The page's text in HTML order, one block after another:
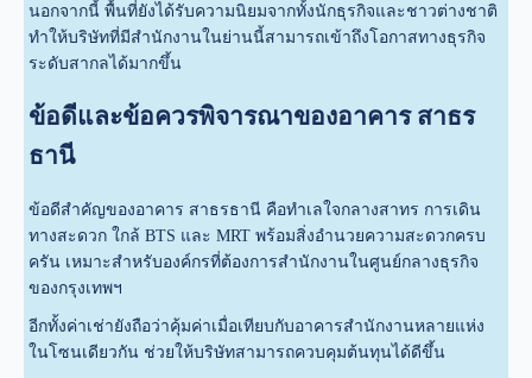
นอกจากนี้ พื้นที่ยังได้รับความนิยมจากทั้งนักธุรกิจและชาวต่างชาติ
ทำให้บริษัทที่มีสำนักงานในย่านนี้สามารถเข้าถึงโอกาสทางธุรกิจ
ระดับสากลได้มากขึ้น
ข้อดีและข้อควรพิจารณาของอาคาร สาธร
ธานี
ข้อดีสำคัญของอาคาร สาธรธานี คือทำเลใจกลางสาทร การเดิน
ทางสะดวก ใกล้ BTS และ MRT พร้อมสิ่งอำนวยความสะดวกครบ
ครัน เหมาะสำหรับองค์กรที่ต้องการสำนักงานในศูนย์กลางธุรกิจ
ของกรุงเทพฯ
อีกทั้งค่าเช่ายังถือว่าคุ้มค่าเมื่อเทียบกับอาคารสำนักงานหลายแห่ง
ในโซนเดียวกัน ช่วยให้บริษัทสามารถควบคุมต้นทุนได้ดีขึ้น